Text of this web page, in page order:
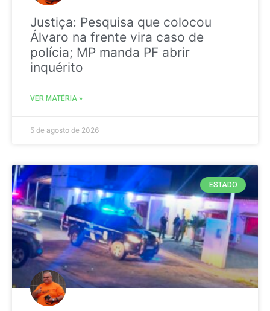
Justiça: Pesquisa que colocou
Álvaro na frente vira caso de
polícia; MP manda PF abrir
inquérito
VER MATÉRIA »
5 de agosto de 2026
ESTADO